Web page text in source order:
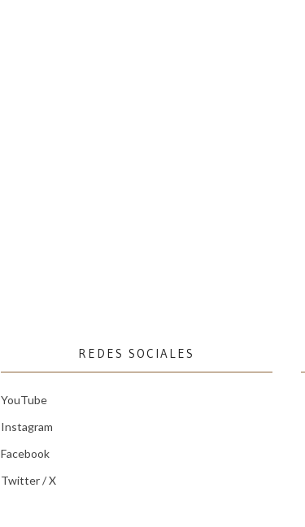
REDES SOCIALES
YouTube
Instagram
Facebook
Twitter / X